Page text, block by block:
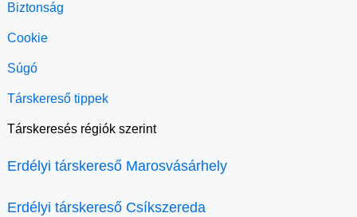
Biztonság
Cookie
Súgó
Társkereső tippek
Társkeresés régiók szerint
Erdélyi társkereső Marosvásárhely
Erdélyi társkereső Csíkszereda